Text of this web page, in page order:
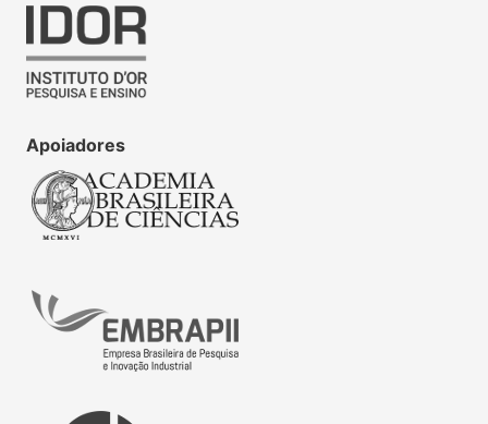
Apoiadores